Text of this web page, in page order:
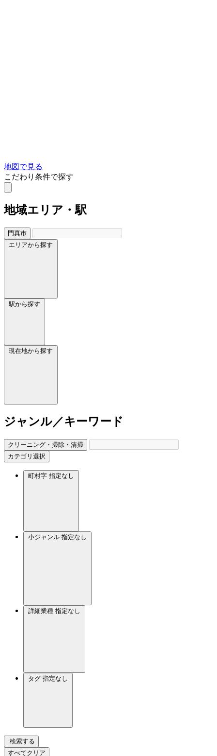
地図で見る
こだわり条件で探す
地域エリア・駅
門真市
エリアから探す
駅から探す
現在地から探す
ジャンル／キーワード
クリーニング・掃除・清掃
カテゴリ選択
町村字 指定なし
小ジャンル 指定なし
詳細業種 指定なし
タグ 指定なし
検索する
すべてクリア